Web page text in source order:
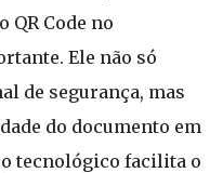
QR Code no
Ele não só
de segurança, mas
do documento em
tecnológico facilita o